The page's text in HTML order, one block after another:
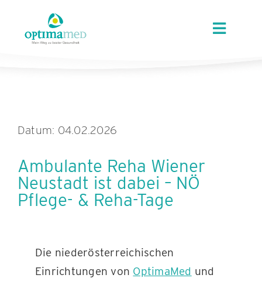
content
Toggle
ANGEBOTE
Datum: 04.02.2026
Ambulante Reha Wiener
Neustadt ist dabei – NÖ
Pflege- & Reha-Tage
Die niederösterreichischen
Einrichtungen von OptimaMed und